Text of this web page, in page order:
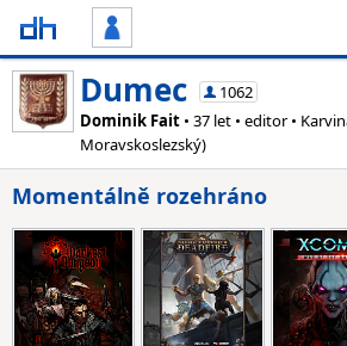
Dumec
1062
Dominik Fait • 37 let • editor •
Moravskoslezský)
Momentálně rozehráno